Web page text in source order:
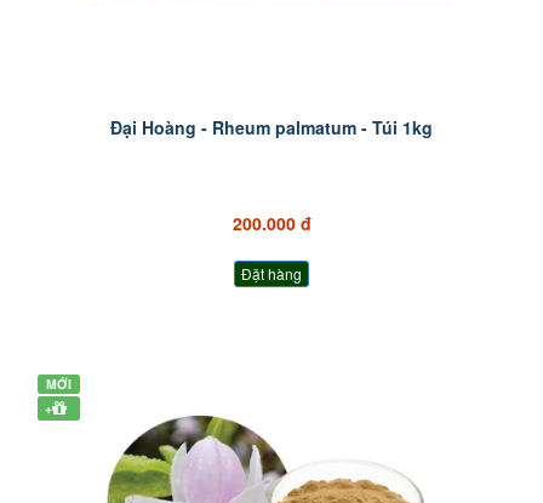
Đại Hoàng - Rheum palmatum - Túi 1kg
200.000 đ
Đặt hàng
MỚI
+